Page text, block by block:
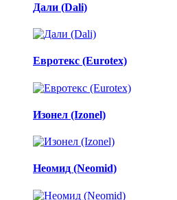
Дали (Dali)
Евротекс (Eurotex)
Изонел (Izonel)
Неомид (Neomid)